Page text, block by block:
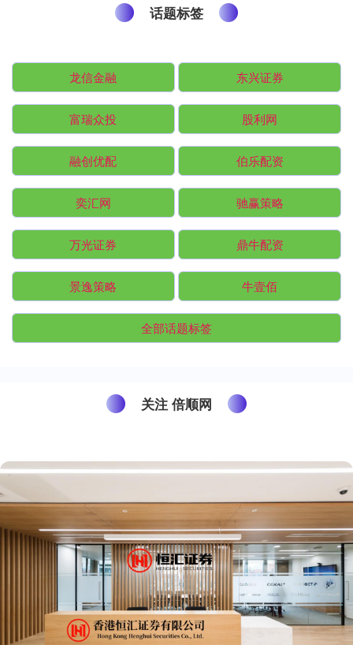
话题标签
龙信金融 东兴证券
富瑞众投 股利网
融创优配 伯乐配资
奕汇网 驰赢策略
万光证券 鼎牛配资
景逸策略 牛壹佰
全部话题标签
关注 倍顺网